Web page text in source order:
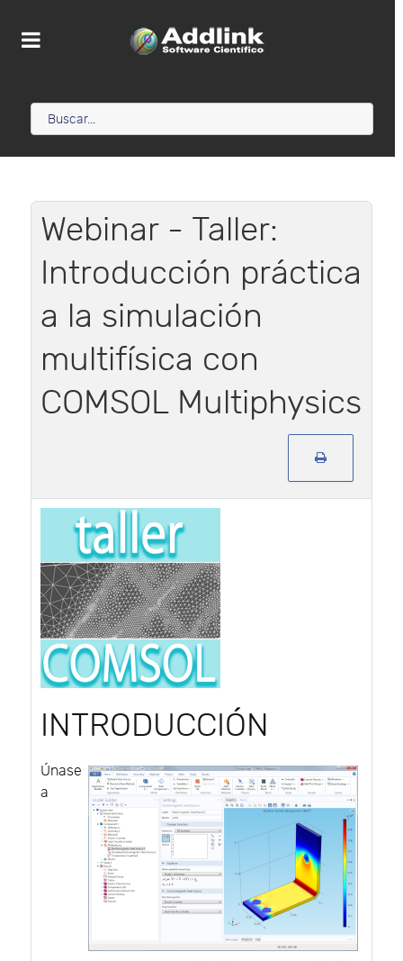
Webinar - Taller:
Introducción práctica
a la simulación
multifísica con
COMSOL Multiphysics
INTRODUCCIÓN
Únase
a